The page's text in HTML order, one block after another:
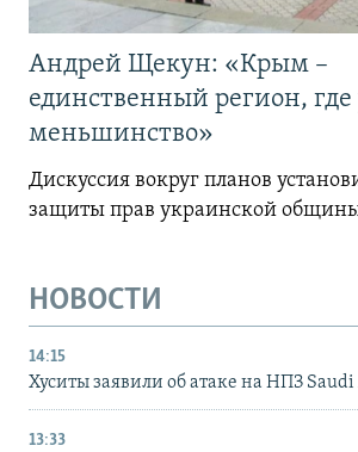
Андрей Щекун: «Крым –
единственный регион,
меньшинство»
Дискуссия вокруг планов
защиты прав украинской
НОВОСТИ
14:15
Хуситы заявили об атаке на НПЗ Saudi
13:33